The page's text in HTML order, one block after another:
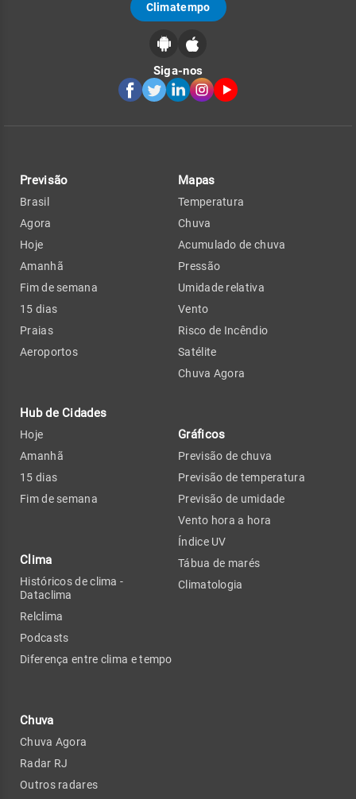
Climatempo
Siga-nos
Previsão
Brasil
Agora
Hoje
Amanhã
Fim de semana
15 dias
Praias
Aeroportos
Hub de Cidades
Hoje
Amanhã
15 dias
Fim de semana
Clima
Históricos de clima -
Dataclima
Relclima
Podcasts
Diferença entre clima e tempo
Chuva
Chuva Agora
Radar RJ
Outros radares
Mapas
Temperatura
Chuva
Acumulado de chuva
Pressão
Umidade relativa
Vento
Risco de Incêndio
Satélite
Chuva Agora
Gráficos
Previsão de chuva
Previsão de temperatura
Previsão de umidade
Vento hora a hora
Índice UV
Tábua de marés
Climatologia